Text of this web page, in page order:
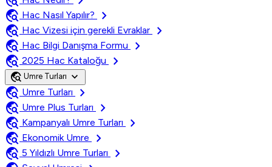
travel_explore Hac Nasıl Yapılır?
chevron_right
travel_explore Hac Vizesi için gerekli Evraklar
chevron_right
travel_explore Hac Bilgi Danışma Formu
chevron_right
travel_explore 2025 Hac Kataloğu chevron_right
travel_explore Umre Turları expand_more
travel_explore Umre Turları
chevron_right
travel_explore Umre Plus Turları
chevron_right
travel_explore Kampanyalı Umre Turları
chevron_right
travel_explore Ekonomik Umre
chevron_right
travel_explore 5 Yıldızlı Umre Turları
chevron_right